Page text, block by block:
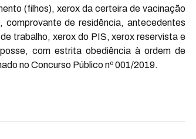
(filhos), xerox da certeira de vacinação
de residência, antecedentes
trabalho, xerox do PIS, xerox reservista e
com estrita obediência à ordem de
no Concurso Público nº 001/2019.